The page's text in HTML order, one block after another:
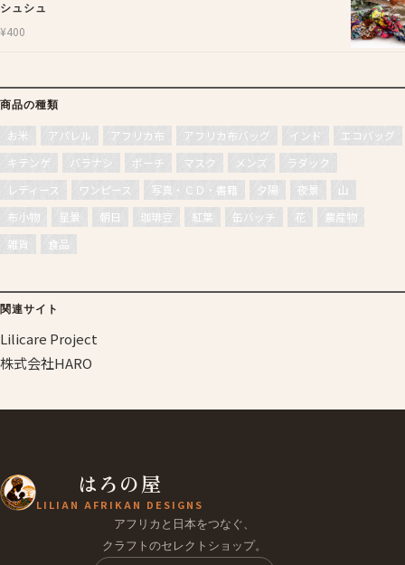
シュシュ
¥400
商品の種類
お米 アパレル アフリカ布 アフリカ布バッグ インド
エコバッグ
キテンゲ
バラナシ ポーチ マスク メンズ
ラダック
レディース
ワンピース 写真・ＣＤ・書籍 夕陽 夜景
山
布小物
星景 朝日 珈琲豆 紅葉 缶バッチ 花
農産物
雑貨
食品
関連サイト
Lilicare Project
株式会社HARO
はろの屋
LILIAN AFRIKAN DESIGNS
アフリカと日本をつなぐ、
クラフトのセレクトショップ。